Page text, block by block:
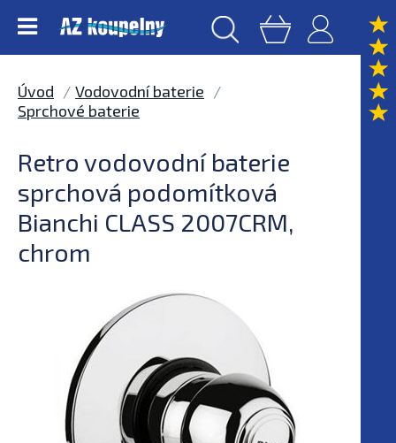
Úvod
Vodovodní baterie
Sprchové baterie
Retro vodovodní baterie
sprchová podomítková
Bianchi CLASS 2007CRM,
chrom